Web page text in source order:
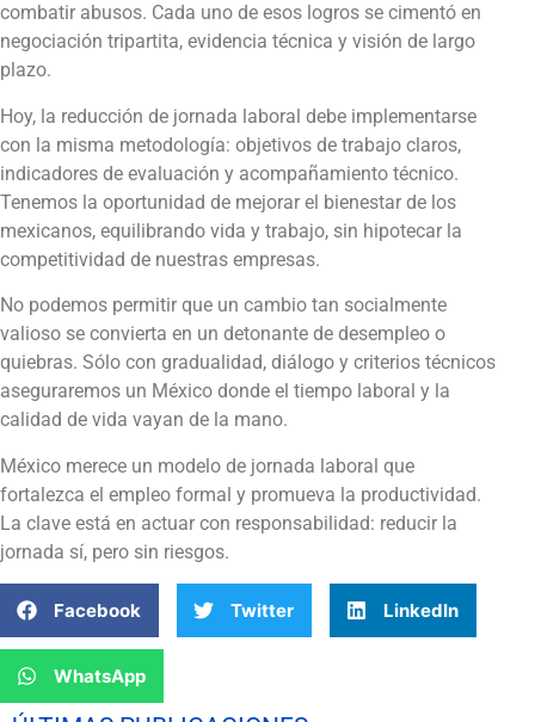
combatir abusos. Cada uno de esos logros se cimentó en
negociación tripartita, evidencia técnica y visión de largo
plazo.
Hoy, la reducción de jornada laboral debe implementarse
con la misma metodología: objetivos de trabajo claros,
indicadores de evaluación y acompañamiento técnico.
Tenemos la oportunidad de mejorar el bienestar de los
mexicanos, equilibrando vida y trabajo, sin hipotecar la
competitividad de nuestras empresas.
No podemos permitir que un cambio tan socialmente
valioso se convierta en un detonante de desempleo o
quiebras. Sólo con gradualidad, diálogo y criterios técnicos
aseguraremos un México donde el tiempo laboral y la
calidad de vida vayan de la mano.
México merece un modelo de jornada laboral que
fortalezca el empleo formal y promueva la productividad.
La clave está en actuar con responsabilidad: reducir la
jornada sí, pero sin riesgos.
Facebook Twitter LinkedIn
WhatsApp